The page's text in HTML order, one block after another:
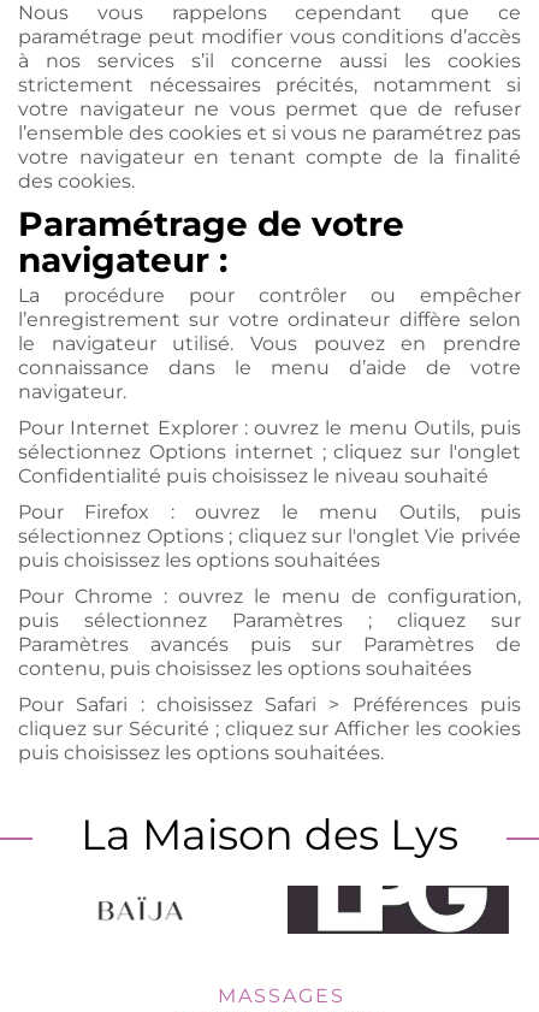
Nous vous rappelons cependant que ce
paramétrage peut modifier vous conditions d’accès
à nos services s’il concerne aussi les cookies
strictement nécessaires précités, notamment si
votre navigateur ne vous permet que de refuser
l’ensemble des cookies et si vous ne paramétrez pas
votre navigateur en tenant compte de la finalité
des cookies.
Paramétrage de votre
navigateur :
La procédure pour contrôler ou empêcher
l’enregistrement sur votre ordinateur diffère selon
le navigateur utilisé. Vous pouvez en prendre
connaissance dans le menu d’aide de votre
navigateur.
Pour Internet Explorer : ouvrez le menu Outils, puis
sélectionnez Options internet ; cliquez sur l'onglet
Confidentialité puis choisissez le niveau souhaité
Pour Firefox : ouvrez le menu Outils, puis
sélectionnez Options ; cliquez sur l'onglet Vie privée
puis choisissez les options souhaitées
Pour Chrome : ouvrez le menu de configuration,
puis sélectionnez Paramètres ; cliquez sur
Paramètres avancés puis sur Paramètres de
contenu, puis choisissez les options souhaitées
Pour Safari : choisissez Safari > Préférences puis
cliquez sur Sécurité ; cliquez sur Afficher les cookies
puis choisissez les options souhaitées.
La Maison des Lys
MASSAGES